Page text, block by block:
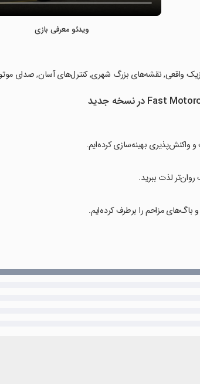
ویدئو معرفی بازی
واقعی, نقشه‌های بزرگ شهری, کنترل‌های آسان, صدای
واکنش‌پذیری بهینه‌سازی کرده‌ایم.
روان‌تر لذت ببرید.
باگ‌های مزاحم را برطرف کرده‌ایم.